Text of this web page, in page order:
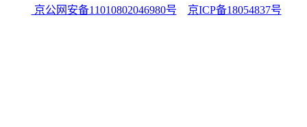
京公网安备11010802046980号 京ICP备18054837号